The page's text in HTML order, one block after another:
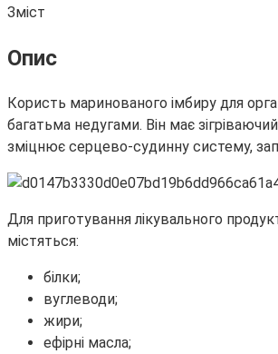
Зміст
Опис
Користь маринованого імбиру для
багатьма недугами. Він має
зміцнює серцево-судинну систему,
Для приготування лікувального
містяться:
білки;
вуглеводи;
жири;
ефірні масла;